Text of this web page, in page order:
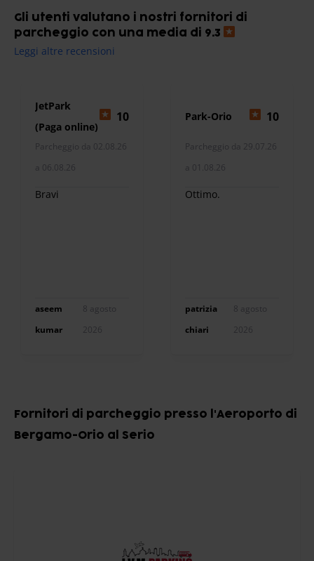
Gli utenti valutano i nostri fornitori di
parcheggio con una media di 9.3
Leggi altre recensioni
JetPark
(Paga online)
10
Parcheggio da 02.08.26
a 06.08.26
Bravi
aseem
kumar
8 agosto
2026
Park-Orio 10
Parcheggio da 29.07.26
a 01.08.26
Ottimo.
patrizia
chiari
8 agosto
2026
of
Fornitori di parcheggio presso l'Aeroporto di
Bergamo-Orio al Serio